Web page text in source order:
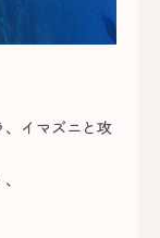
、イマズニと攻